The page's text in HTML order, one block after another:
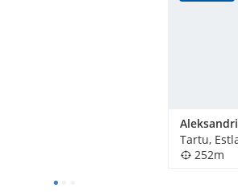
Tartu,
252m